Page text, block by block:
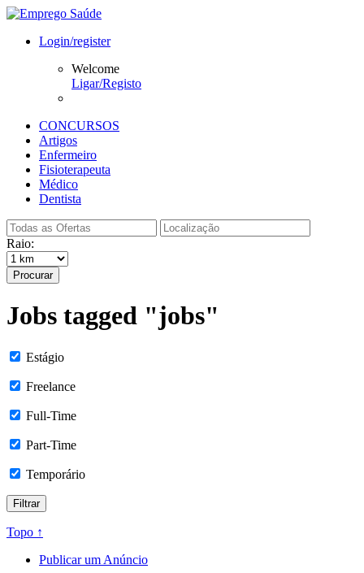
Login/register
Welcome
Ligar/Registo
CONCURSOS
Artigos
Enfermeiro
Fisioterapeuta
Médico
Dentista
Raio:
Procurar
Jobs tagged "jobs"
Estágio
Freelance
Full-Time
Part-Time
Temporário
Topo ↑
Publicar um Anúncio